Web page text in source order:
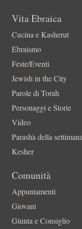
Vita Ebraica
Cucina e Kasherut
Ebraismo
Feste/Eventi
Jewish in the City
Parole di Torah
Personaggi e Storie
Video
Parashà della settimana
Kesher
Comunità
Appuntamenti
Giovani
Giunta e Consiglio